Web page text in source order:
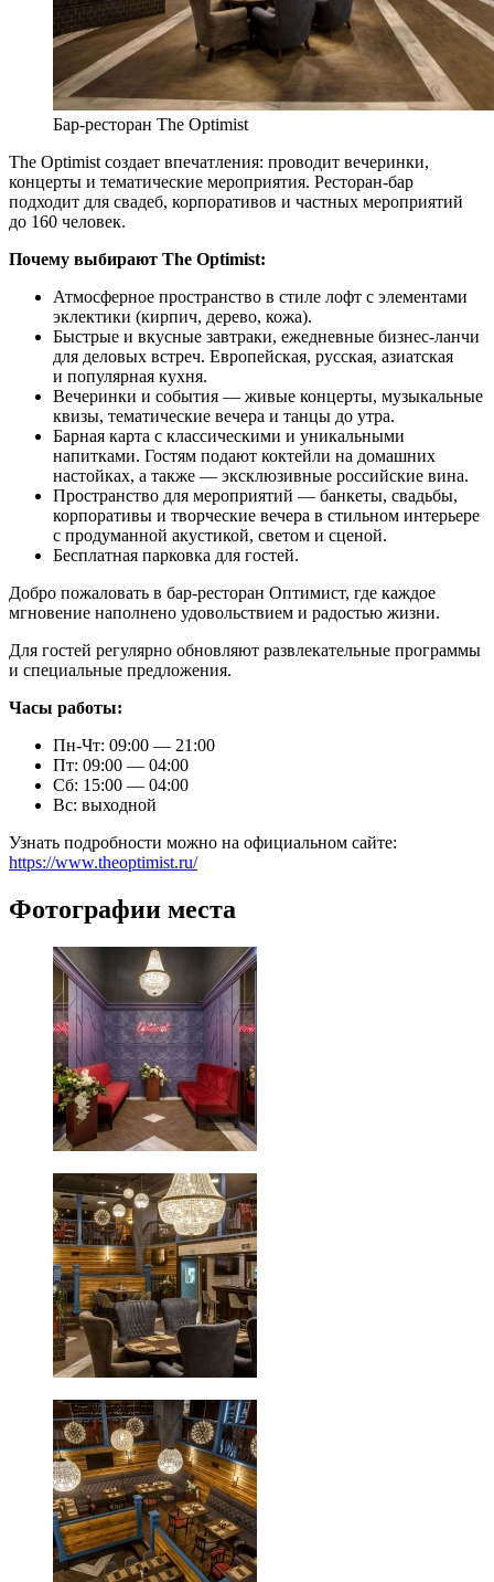
Бар-ресторан The Optimist
The Optimist создает впечатления: проводит вечеринки,
концерты и тематические мероприятия. Ресторан-бар
подходит для свадеб, корпоративов и частных мероприятий
до 160 человек.
Почему выбирают The Optimist:
Атмосферное пространство в стиле лофт с элементами
эклектики (кирпич, дерево, кожа).
Быстрые и вкусные завтраки, ежедневные бизнес-ланчи
для деловых встреч. Европейская, русская, азиатская
и популярная кухня.
Вечеринки и события — живые концерты, музыкальные
квизы, тематические вечера и танцы до утра.
Барная карта с классическими и уникальными
напитками. Гостям подают коктейли на домашних
настойках, а также — эксклюзивные российские вина.
Пространство для мероприятий — банкеты, свадьбы,
корпоративы и творческие вечера в стильном интерьере
с продуманной акустикой, светом и сценой.
Бесплатная парковка для гостей.
Добро пожаловать в бар-ресторан Оптимист, где каждое
мгновение наполнено удовольствием и радостью жизни.
Для гостей регулярно обновляют развлекательные программы
и специальные предложения.
Часы работы:
Пн-Чт: 09:00 — 21:00
Пт: 09:00 — 04:00
Сб: 15:00 — 04:00
Вс: выходной
Узнать подробности можно на официальном сайте:
https://www.theoptimist.ru/
Фотографии места